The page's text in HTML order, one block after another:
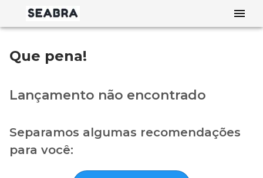
Que pena!
Lançamento não encontrado
Separamos algumas recomendações
para você: